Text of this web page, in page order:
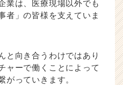
業は、医療現場以外でも
者」の皆様を支えていま
と向き合うわけではあり
ャーで働くことによって
がっていきます。